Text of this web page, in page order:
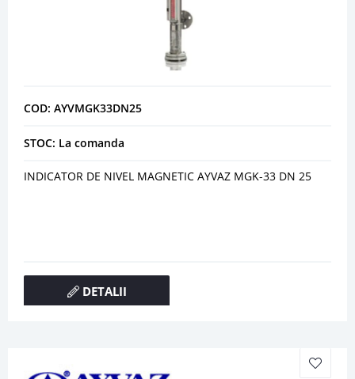
COD: AYVMGK33DN25
STOC: La comanda
INDICATOR DE NIVEL MAGNETIC AYVAZ MGK-33 DN 25
DETALII